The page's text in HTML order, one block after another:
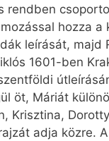
rendben
hozza a
leírását, majd
1601-ben
öt, Máriát
Krisztina,
adja közre.